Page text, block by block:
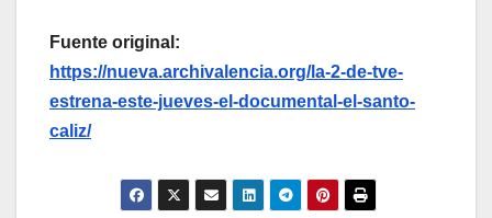
Fuente original:
https://nueva.archivalencia.org/la-2-de-tve-
estrena-este-jueves-el-documental-el-santo-
caliz/